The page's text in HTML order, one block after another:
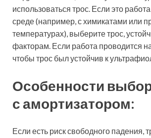
использоваться трос. Если это
среде (например, с химикатами или
температурах), выберите трос,
факторам. Если работа проводится
чтобы трос был устойчив к
Особенности
с амортизатором:
Если есть риск свободного падения,